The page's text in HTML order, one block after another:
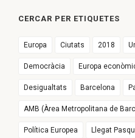
CERCAR PER ETIQUETES
Europa Ciutats 2018
Democràcia Europa
Desigualtats Barcelona
AMB (Àrea Metropolitana de
Política Europea Llegat